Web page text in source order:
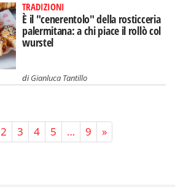
TRADIZIONI
È il "cenerentolo" della rosticceria
palermitana: a chi piace il rollò col
wurstel
diGianluca Tantillo
2 3 4 5 … 9 »